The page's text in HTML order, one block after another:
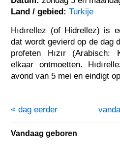
Land / gebied: Turkije
Hıdırellez (of Hidrellez) is
dat wordt gevierd op de dag
profeten Hızır
elkaar ontmoetten.
avond van 5 mei en eindigt
< dag eerder
Vandaag geboren